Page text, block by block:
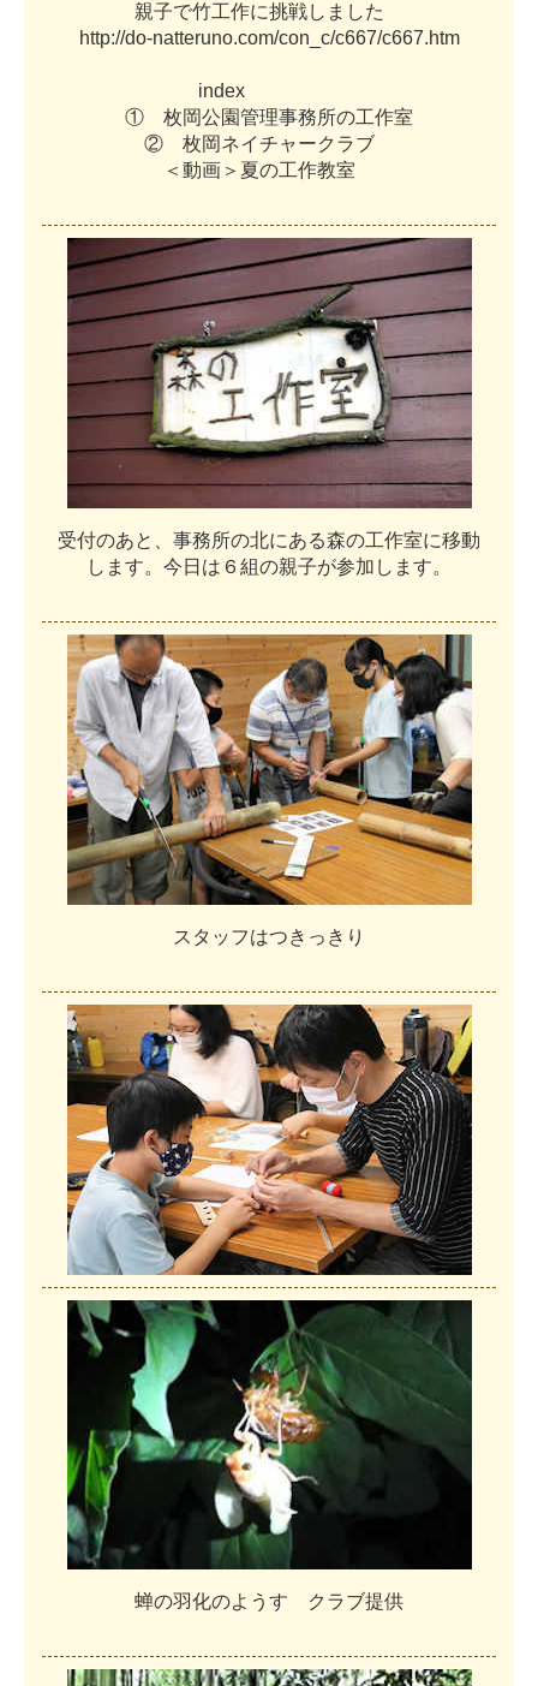
親子で竹工作に挑戦し ま した
http://do-natteruno.com/con c/c667/c667.htm
index
①
枚岡公園管理事務所の工作室
②
枚岡ネイチャーク ラブ
＜ 動画 ＞ 夏の工作教室
受付のあと 、 事務所の北にある森の工作室に移動
し ま す。 今 日 は ６ 組の親子が参加 し ま す。
ス タ ッフはつき っ き り
蝉の羽化のよ う す ク ラブ提供